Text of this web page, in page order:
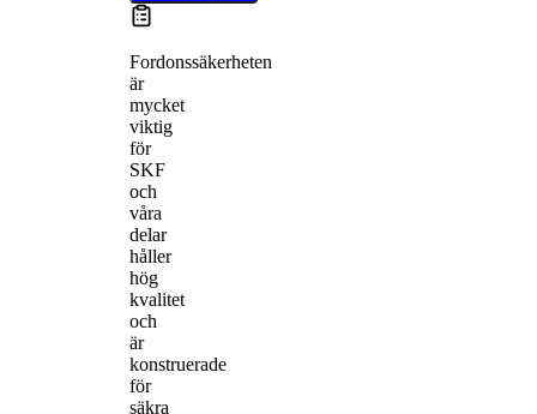
Fordonssäkerheten
är
mycket
viktig
för
SKF
och
våra
delar
håller
hög
kvalitet
och
är
konstruerade
för
säkra